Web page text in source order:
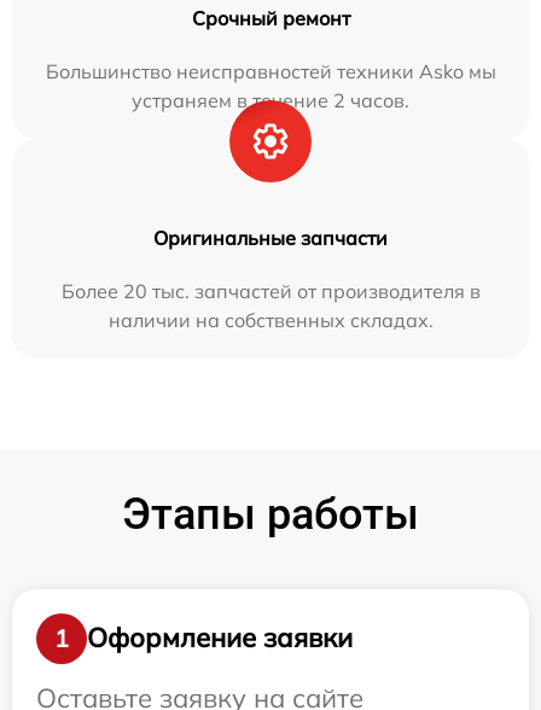
Срочный ремонт
Большинство неисправностей техники Asko мы
устраняем в течение 2 часов.
Оригинальные запчасти
Более 20 тыс. запчастей от производителя в
наличии на собственных складах.
Этапы работы
1
Оформление заявки
Оставьте заявку на сайте